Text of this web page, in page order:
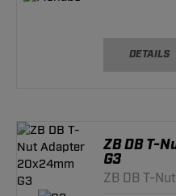
DETAILS
ZB DB T-
G3
ZB DB T-